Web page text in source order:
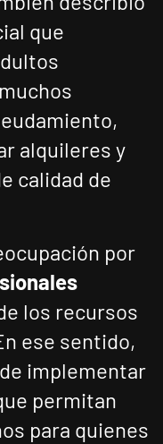
que
alquileres y
calidad de
por
los recursos
ese sentido,
implementar
permitan
para quienes